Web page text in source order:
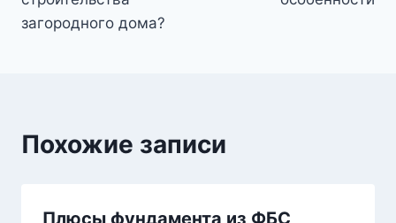
загородного дома?
Похожие записи
Плюсы фундамента из ФБС